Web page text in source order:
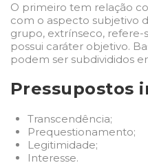
O primeiro tem relação
com o aspecto subjetivo
grupo, extrínseco, refere-
possui caráter objetivo.
podem ser subdivididos
Pressupostos
Transcendência;
Prequestionamento;
Legitimidade;
Interesse.